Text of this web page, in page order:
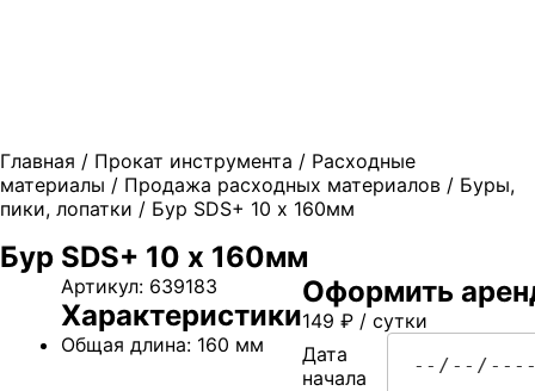
Главная / Прокат инструмента / Расходные
материалы / Продажа расходных материалов / Буры,
пики, лопатки / Бур SDS+ 10 х 160мм
Бур SDS+ 10 х 160мм
Артикул: 639183
Характеристики
Общая длина: 160 мм
Оформить
149 ₽ / сутки
Дата
начала